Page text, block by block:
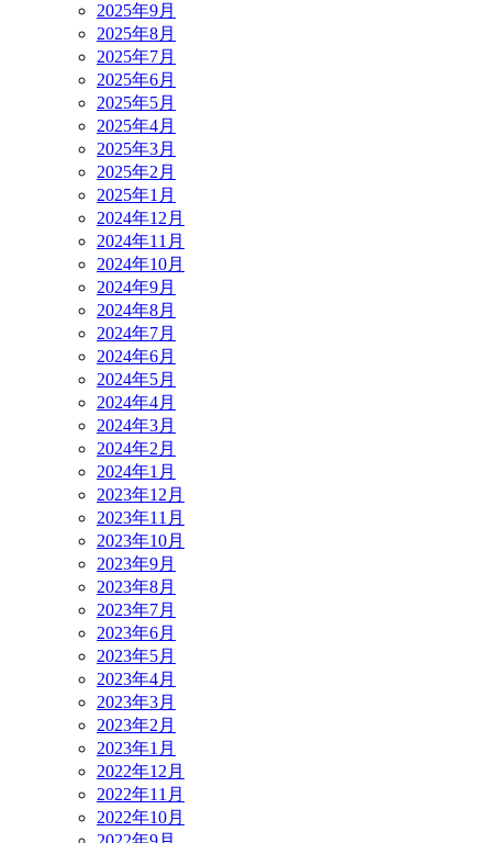
2025年9月
2025年8月
2025年7月
2025年6月
2025年5月
2025年4月
2025年3月
2025年2月
2025年1月
2024年12月
2024年11月
2024年10月
2024年9月
2024年8月
2024年7月
2024年6月
2024年5月
2024年4月
2024年3月
2024年2月
2024年1月
2023年12月
2023年11月
2023年10月
2023年9月
2023年8月
2023年7月
2023年6月
2023年5月
2023年4月
2023年3月
2023年2月
2023年1月
2022年12月
2022年11月
2022年10月